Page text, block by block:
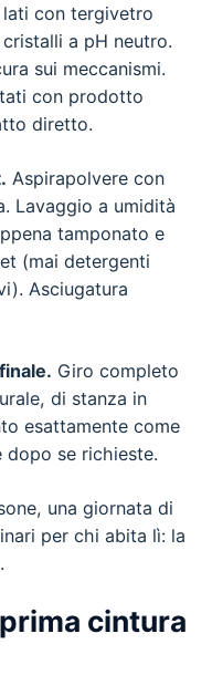
con tergivetro
a pH neutro.
sui meccanismi.
con prodotto
diretto.
Aspirapolvere con
Lavaggio a umidità
tamponato e
(mai detergenti
Asciugatura
Giro completo
di stanza in
esattamente come
dopo se richieste.
una giornata di
per chi abita lì: la
cintura